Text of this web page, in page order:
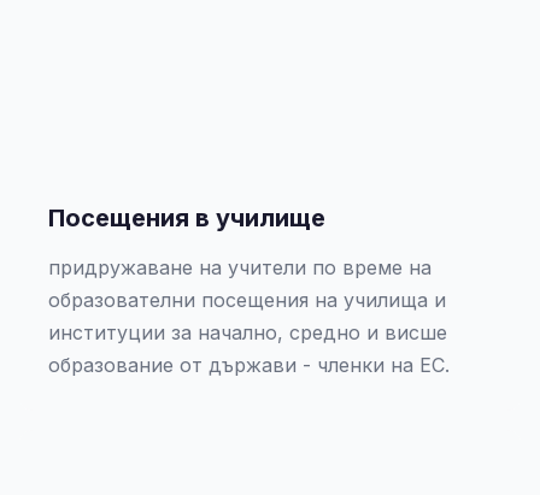
Посещения в училище
придружаване на учители по време на
образователни посещения на училища и
институции за начално, средно и висше
образование от държави - членки на ЕС.